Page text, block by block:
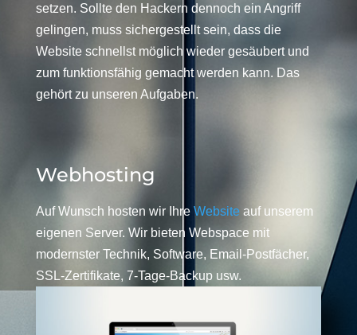
setzen. Sollte den Hackern dennoch ein Angriff
gelingen, muss sichergestellt sein, dass die
Website schnellst möglich wieder gesäubert und
zum funktionsfähig gemacht werden kann. Das
gehört zu unseren Aufgaben.
Webhosting
Auf Wunsch hosten wir Ihre Website auf unserem
eigenen Server. Wir bieten Webspace mit
modernster Technik, Software, Email-Postfächer,
SSL-Zertifikate, 7-Tage-Backup usw.